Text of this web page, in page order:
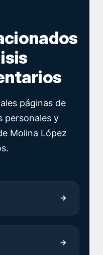
páginas de
personales y
Molina López
→
→